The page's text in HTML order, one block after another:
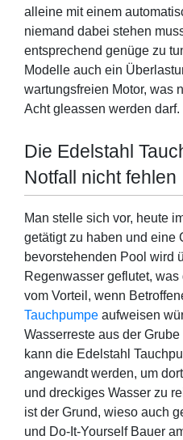
alleine mit einem
niemand dabei stehen
entsprechend genüge zu
Modelle auch ein
wartungsfreien Motor, was
Acht gleassen werden darf.
Die Edelstahl
Notfall nicht fehlen
Man stelle sich vor, heute
getätigt zu haben und eine
bevorstehenden Pool wird
Regenwasser geflutet,
vom Vorteil, wenn
Tauchpumpe aufweisen
Wasserreste aus der
kann die Edelstahl
angewandt werden, um
und dreckiges Wasser zu
ist der Grund, wieso auch
und Do-It-Yourself Bauer